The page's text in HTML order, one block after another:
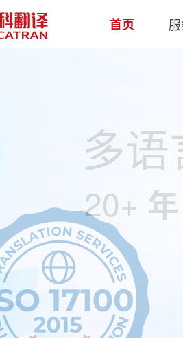
——瑞科翻译：多语
首页